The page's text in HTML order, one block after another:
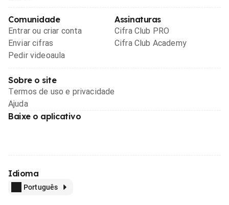
Comunidade
Entrar ou criar conta
Enviar cifras
Pedir videoaula
Assinaturas
Cifra Club PRO
Cifra Club Academy
Sobre o site
Termos de uso e privacidade
Ajuda
Baixe o aplicativo
Idioma
Português